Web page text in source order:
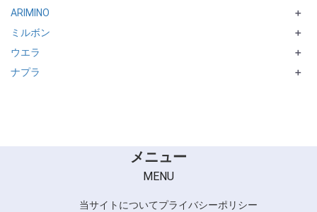
AIVL
EXCEL
エバーメイト・ニューエバー
KYOGOKU
ARIMINO
SUPPORTシリーズ
＋
ミルボン
Support シリーズ
＋
ウエラ
INVIGO
＋
ナプラ
＋
メニュー
MENU
当サイトについてプライバシーポリシー